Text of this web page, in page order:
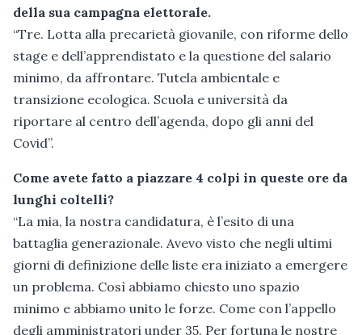
della sua campagna elettorale.
“Tre. Lotta alla precarietà giovanile, con riforme dello
stage e dell’apprendistato e la questione del salario
minimo, da affrontare. Tutela ambientale e
transizione ecologica. Scuola e università da
riportare al centro dell’agenda, dopo gli anni del
Covid”.
Come avete fatto a piazzare 4 colpi in queste ore da
lunghi coltelli?
“La mia, la nostra candidatura, è l’esito di una
battaglia generazionale. Avevo visto che negli ultimi
giorni di definizione delle liste era iniziato a emergere
un problema. Così abbiamo chiesto uno spazio
minimo e abbiamo unito le forze. Come con l’appello
degli amministratori under 35. Per fortuna le nostre